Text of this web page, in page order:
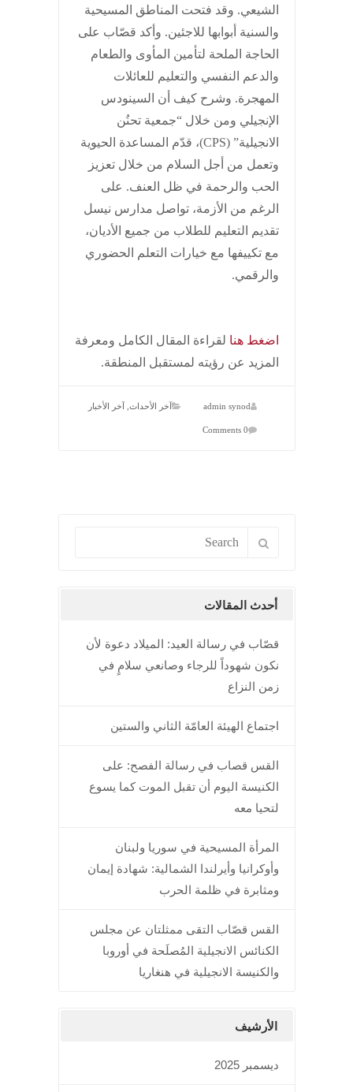
الشيعي. وقد فتحت المناطق المسيحية
والسنية أبوابها للاجئين. وأكد قصّاب على
الحاجة الملحة لتأمين المأوى والطعام
والدعم النفسي والتعليم للعائلات
المهجرة. وشرح كيف أن السينودس
الإنجيلي ومن خلال “جمعية تحنُن
الانجيلية” (CPS)، قدّم المساعدة الحيوية
وتعمل من أجل السلام من خلال تعزيز
الحب والرحمة في ظل العنف. على
الرغم من الأزمة، تواصل مدارس نيسل
تقديم التعليم للطلاب من جميع الأديان،
مع تكييفها مع خيارات التعلم الحضوري
والرقمي.
اضغط هنا لقراءة المقال الكامل ومعرفة
المزيد عن رؤيته لمستقبل المنطقة.
admin synod آخر الأحداث ,آخر الأخبار
0 Comments
أحدث المقالات
قصّاب في رسالة العيد: الميلاد دعوة لأن
نكون شهوداً للرجاء وصانعي سلامٍ في
زمن النزاع
اجتماع الهيئة العامّة الثاني والستين
القس قصاب في رسالة الفصح: على
الكنيسة اليوم أن تقبل الموت كما يسوع
لتحيا معه
المرأة المسيحية في سوريا ولبنان
وأوكرانيا وأيرلندا الشمالية: شهادة إيمان
ومثابرة في ظلمة الحرب
القس قصّاب التقى ممثلتان عن مجلس
الكنائس الانجيلية المُصلَحة في أوروبا
والكنيسة الانجيلية في هنغاريا
الأرشيف
ديسمبر 2025